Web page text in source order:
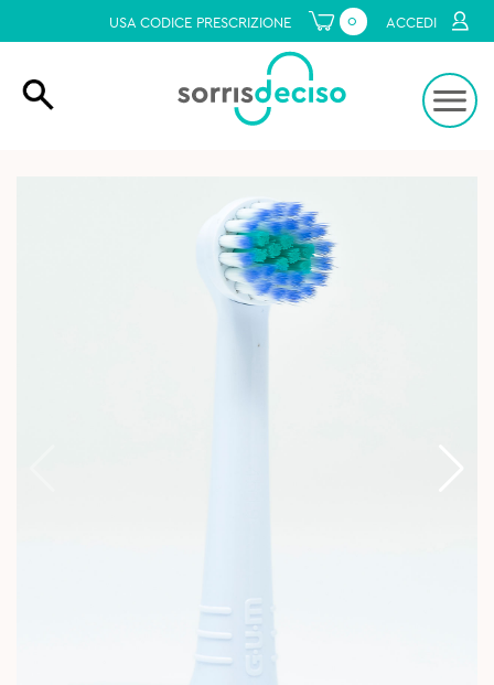
USA CODICE PRESCRIZIONE 0 ACCEDI